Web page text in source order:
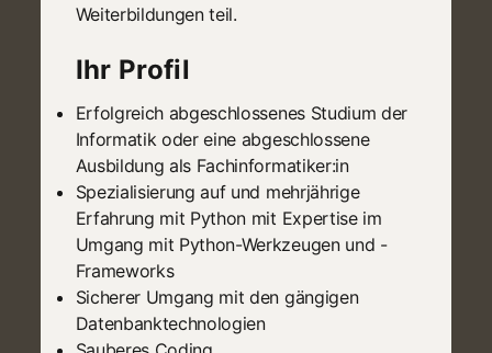
Weiterbildungen teil.
Ihr Profil
Erfolgreich abgeschlossenes Studium der
Informatik oder eine abgeschlossene
Ausbildung als Fachinformatiker:in
Spezialisierung auf und mehrjährige
Erfahrung mit Python mit Expertise im
Umgang mit Python-Werkzeugen und -
Frameworks
Sicherer Umgang mit den gängigen
Datenbanktechnologien